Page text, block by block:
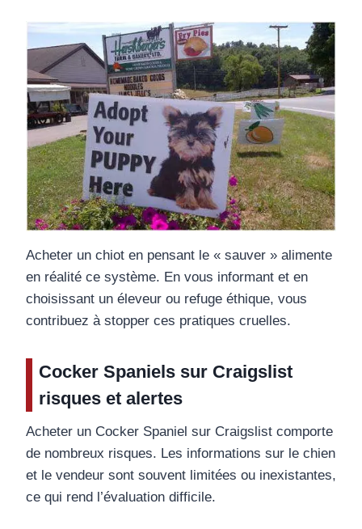
Acheter un chiot en pensant le « sauver » alimente
en réalité ce système. En vous informant et en
choisissant un éleveur ou refuge éthique, vous
contribuez à stopper ces pratiques cruelles.
Cocker Spaniels sur Craigslist
risques et alertes
Acheter un Cocker Spaniel sur Craigslist comporte
de nombreux risques. Les informations sur le chien
et le vendeur sont souvent limitées ou inexistantes,
ce qui rend l’évaluation difficile.